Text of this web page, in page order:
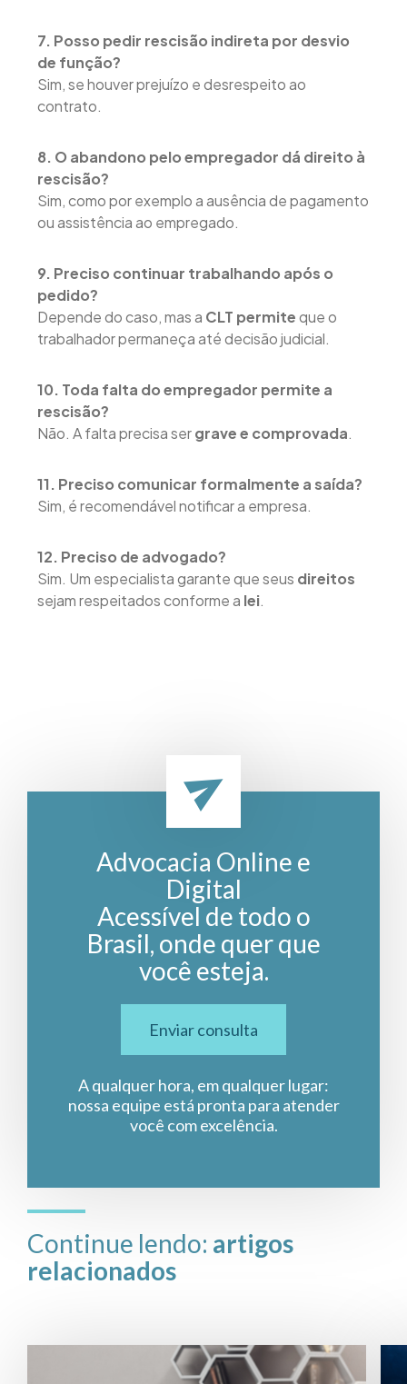
7. Posso pedir rescisão indireta por desvio
de função?
Sim, se houver prejuízo e desrespeito ao
contrato.
8. O abandono pelo empregador dá direito à
rescisão?
Sim, como por exemplo a ausência de pagamento
ou assistência ao empregado.
9. Preciso continuar trabalhando após o
pedido?
Depende do caso, mas a CLT permiteque o
trabalhador permaneça até decisão judicial.
10. Toda falta do empregador permite a
rescisão?
Não. A falta precisa sergrave e comprovada.
11. Preciso comunicar formalmente a saída?
Sim, é recomendável notificar a empresa.
12. Preciso de advogado?
Sim. Um especialista garante que seus direitos
sejam respeitados conforme a lei.
Advocacia Online e
Digital
Acessível de todo o
Brasil, onde quer que
você esteja.
Enviar consulta
A qualquer hora, em qualquer lugar:
nossa equipe está pronta para atender
você com excelência.
Continue lendo: artigos
relacionados